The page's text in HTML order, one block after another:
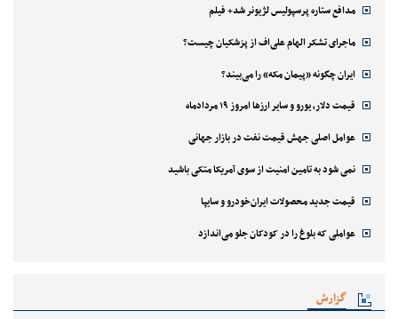
مدافع ستاره پرسپولیس لژیونر شد+ فیلم
ماجرای تشکر الهام علی‌اف از پزشکیان چیست؟
ایران چگونه «پیمان مکه» را می‌بیند؟
قیمت دلار، یورو و سایر ارزها امروز ۱۹ مردادماه
عوامل اصلی جهش قیمت نفت در بازار جهانی
نمی شود به تامین امنیت از سوی آمریکا متکی باشید
قیمت جدید محصولات ایران‌خودرو و سایپا
عواملی که بلوغ را در کودکان جلو می‌اندازد
گزارش